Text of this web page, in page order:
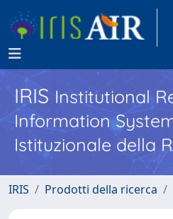
IRISInstitutional
Information
Istituzionale della
IRIS Prodotti della ricerca